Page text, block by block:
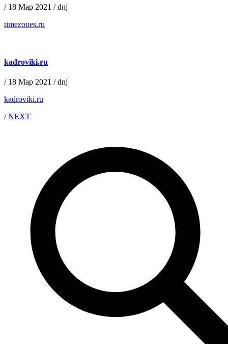
/ 18 Мар 2021 / dnj
timezones.ru
kadroviki.ru
/ 18 Мар 2021 / dnj
kadroviki.ru
/NEXT